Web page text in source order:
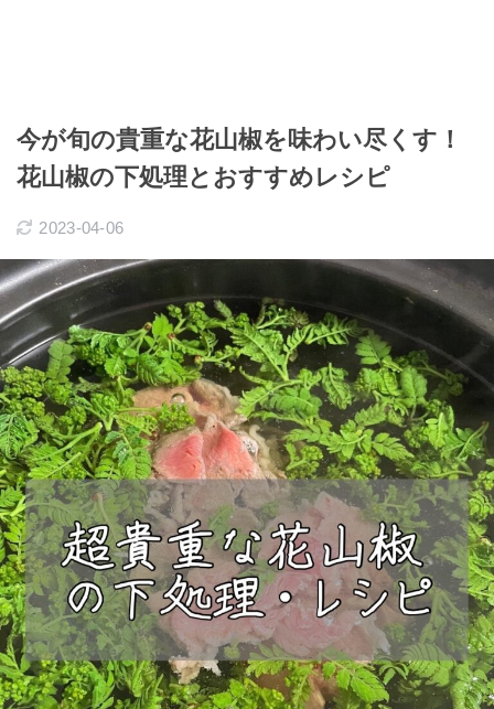
今が旬の貴重な花山椒を味わい尽くす！
花山椒の下処理とおすすめレシピ
2023-04-06